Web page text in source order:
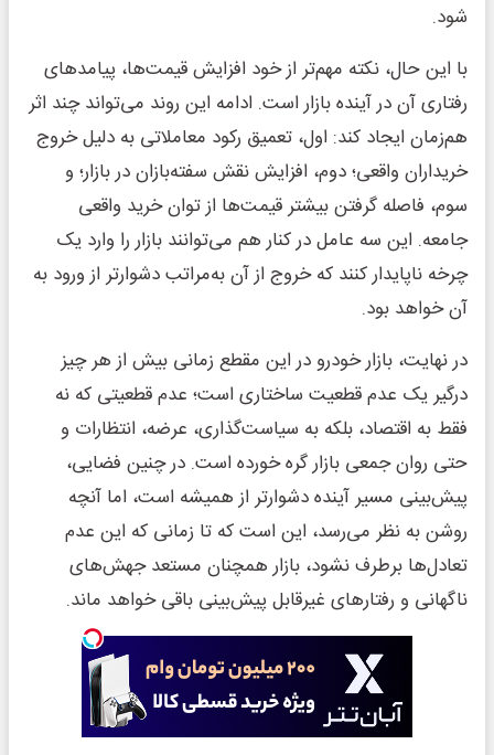
شود.
با این حال، نکته مهم‌تر از خود افزایش قیمت‌ها، پیامدهای
رفتاری آن در آینده بازار است. ادامه این روند می‌تواند چند اثر
هم‌زمان ایجاد کند: اول، تعمیق رکود معاملاتی به دلیل خروج
خریداران واقعی؛ دوم، افزایش نقش سفته‌بازان در بازار؛ و
سوم، فاصله گرفتن بیشتر قیمت‌ها از توان خرید واقعی
جامعه. این سه عامل در کنار هم می‌توانند بازار را وارد یک
چرخه ناپایدار کنند که خروج از آن به‌مراتب دشوارتر از ورود به
آن خواهد بود.
در نهایت، بازار خودرو در این مقطع زمانی بیش از هر چیز
درگیر یک عدم قطعیت ساختاری است؛ عدم قطعیتی که نه
فقط به اقتصاد، بلکه به سیاست‌گذاری، عرضه، انتظارات و
حتی روان جمعی بازار گره خورده است. در چنین فضایی،
پیش‌بینی مسیر آینده دشوارتر از همیشه است، اما آنچه
روشن به نظر می‌رسد، این است که تا زمانی که این عدم
تعادل‌ها برطرف نشود، بازار همچنان مستعد جهش‌های
ناگهانی و رفتارهای غیرقابل پیش‌بینی باقی خواهد ماند.